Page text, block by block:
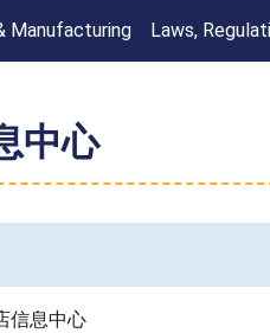
Manufacturing Laws,
中心
信息中心